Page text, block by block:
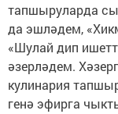
тапшыруларда
да эшләдем,
«Шулай дип
әзерләдем.
кулинария
генә эфирга